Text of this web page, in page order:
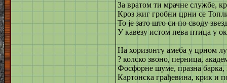
За вратом ти мрачне службе,
Кроз жиг гробни црни се
То је зато што си по своду
У кавезу истом пева птица у
На хоризонту амеба у црном
? колско звоно, перница,
Фосфорне шуме, празна барка,
Картонска грађевина, крик и